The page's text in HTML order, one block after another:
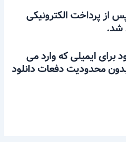
از پرداخت الکترونیکی
شد.
برای ایمیلی که وارد می
محدودیت دفعات دانلود